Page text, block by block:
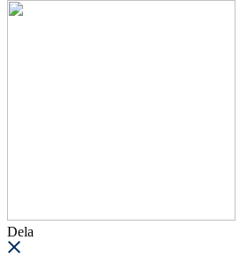
Dela